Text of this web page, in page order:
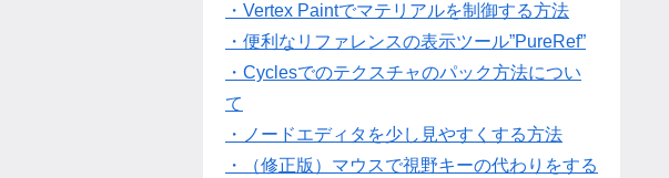
・Vertex Paintでマテリアルを制御する方法
・便利なリファレンスの表示ツール”PureRef”
・Cyclesでのテクスチャのパック方法につい
て
・ノードエディタを少し見やすくする方法
・（修正版）マウスで視野キーの代わりをする